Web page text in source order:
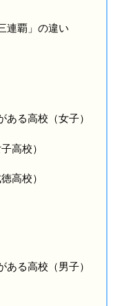
連覇」の違い
る高校（女子）
高校）
高校）
る高校（男子）